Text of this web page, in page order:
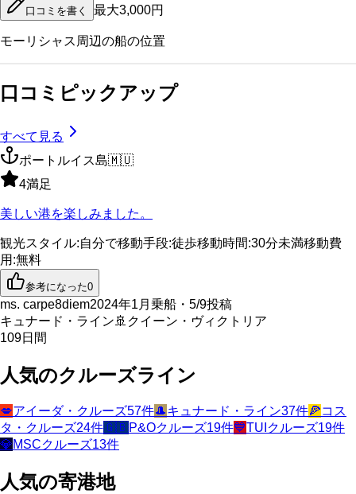
口コミを書く 最大3,000円
モーリシャス 周辺の船の位置
口コミピックアップ
すべて見る
ポートルイス島🇲🇺
4満足
美しい港を楽しみました。
観光スタイル:自分で移動手段:徒歩移動時間:30分未満移動費
用 :無料
参考になった0
ms. carpe8diem2024年1月乗船・5/9投稿
キュナード・ライン 🚢 クイーン・ヴィクトリア
109日間
人気のクルーズライン
💋アイーダ・クルーズ57件🎩キュナード・ライン37件🍕コス
タ・クルーズ24件🇬🇧P&Oクルーズ19件💙TUIクルーズ19件
💎MSCクルーズ13件
人気の寄港地